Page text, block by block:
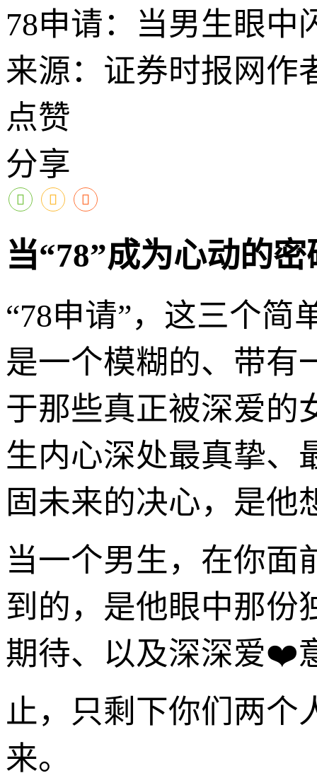
78申请：当男生眼中
来源：证券时报网作
点赞
分享
当“78”成为心动的
“78申请”，这三个简
是一个模糊的、带有
于那些真正被深爱的
生内心深处最真挚、
固未来的决心，是他
当一个男生，在你面
到的，是他眼中那份
期待、以及深深爱❤️
止，只剩下你们两个
来。